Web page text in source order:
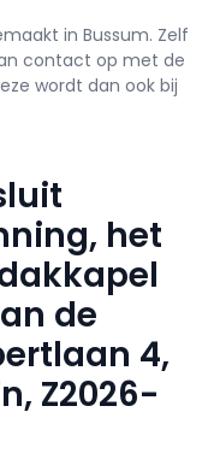
in Bussum. Zelf
contact op met de
wordt dan ook bij
het
de
4,
Z2026-